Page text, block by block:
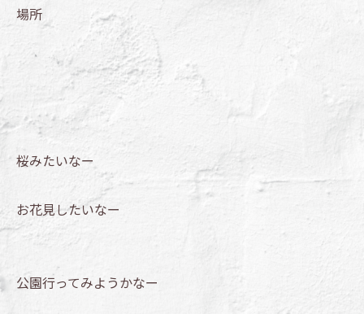
場所
桜みたいなー
お花見したいなー
公園行ってみようかなー